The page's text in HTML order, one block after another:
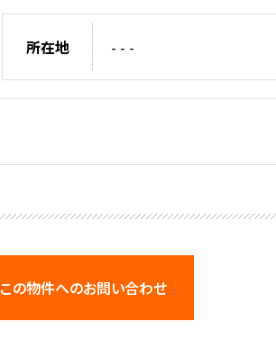
所在地 - - -
この物件へのお問い合わせ